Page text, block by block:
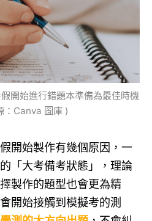
開始進行錯題本準備為最佳時機
：Canva 圖庫 )
開始製作有幾個原因，一
「大考備考狀態」，理論
製作的題型也會更為精
開始接觸到模擬考的測